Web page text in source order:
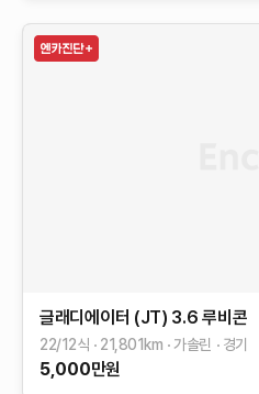
글래디에이터 (JT) 3.6 루비콘
22/12식 21,801 km 가솔린 경기
5,000만원